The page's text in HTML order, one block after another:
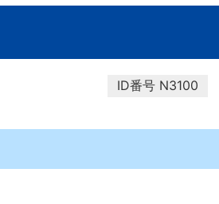
ID番号 N3100